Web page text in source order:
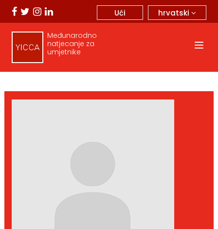
hrvatski
Ući
Međunarodno
natjecanje za
umjetnike